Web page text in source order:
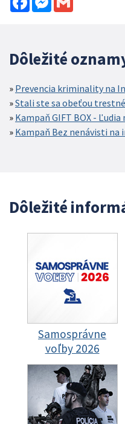
Dôležité
Prevencia kriminality na
Stali ste sa obeťou
Kampaň GIFT BOX - Ľudia
Kampaň Bez nenávisti na
Dôležité
Samosprávne
voľby 2026